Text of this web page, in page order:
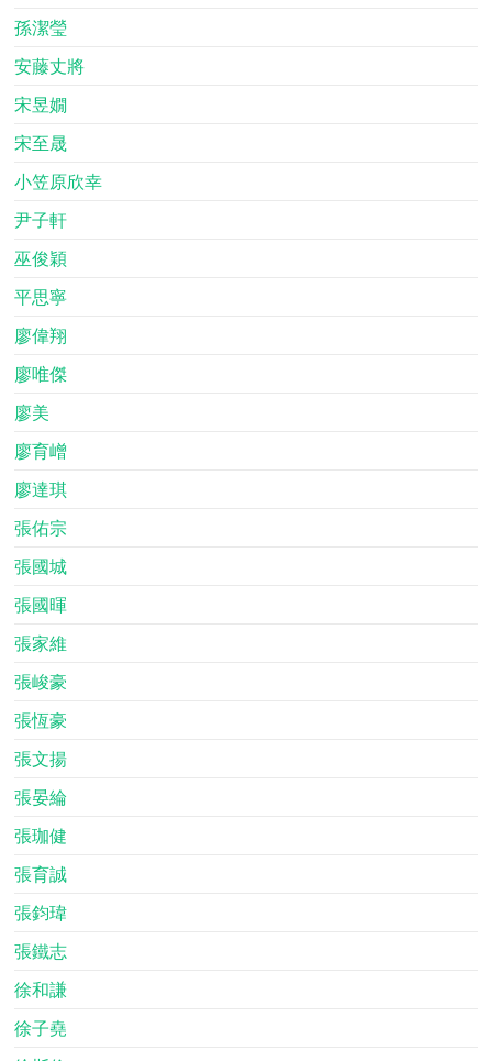
孫潔瑩
安藤丈將
宋昱嫺
宋至晟
小笠原欣幸
尹子軒
巫俊穎
平思寧
廖偉翔
廖唯傑
廖美
廖育嶒
廖達琪
張佑宗
張國城
張國暉
張家維
張峻豪
張恆豪
張文揚
張晏綸
張珈健
張育誠
張鈞瑋
張鐵志
徐和謙
徐子堯